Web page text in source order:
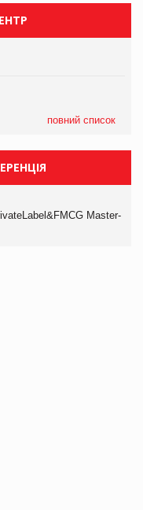
повний список
Master-